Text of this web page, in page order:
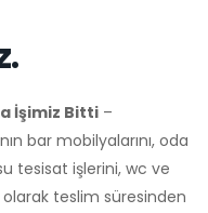
İşimiz Bitti –
bar mobilyalarını, oda
tesisat işlerini, wc ve
olarak teslim süresinden